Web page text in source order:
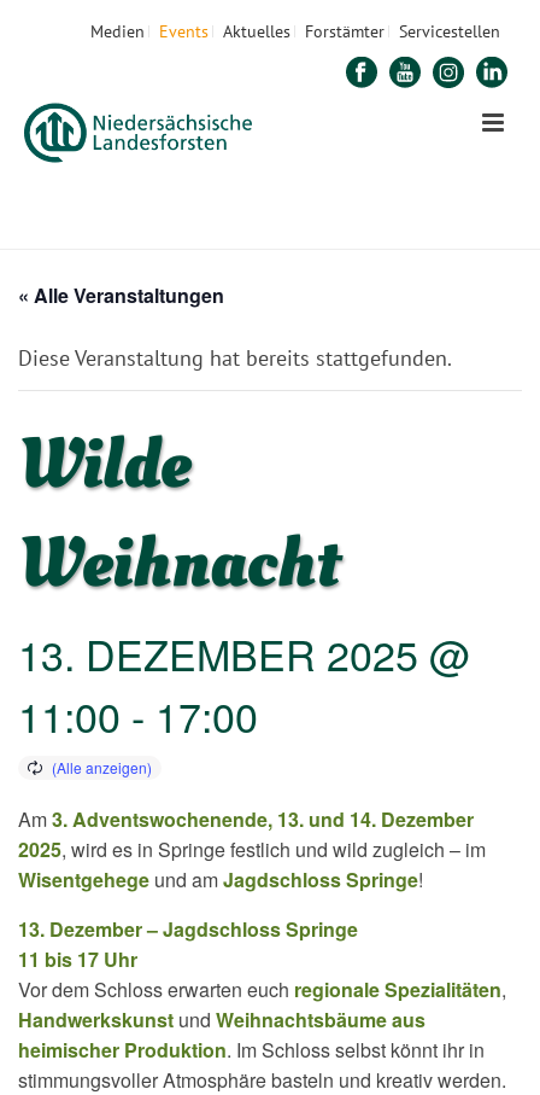
Medien Events Aktuelles Forstämter Servicestellen
« Alle Veranstaltungen
Diese Veranstaltung hat bereits stattgefunden.
Wilde
Weihnacht
13. DEZEMBER 2025 @
11:00 - 17:00
Am3. Adventswochenende, 13. und 14. Dezember
2025, wird es in Springe festlich und wild zugleich – im
Wisentgehege und amJagdschloss Springe!
13. Dezember – Jagdschloss Springe
11 bis 17 Uhr
Vor dem Schloss erwarten euch regionale Spezialitäten,
Handwerkskunst und Weihnachtsbäume aus
heimischer Produktion. Im Schloss selbst könnt ihr in
stimmungsvoller Atmosphäre basteln und kreativ werden.